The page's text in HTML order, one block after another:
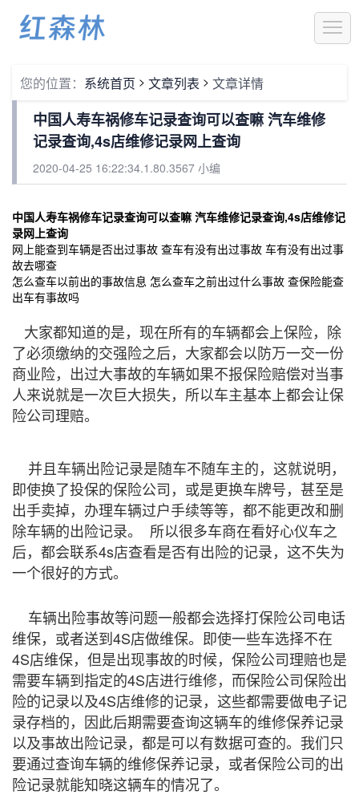
您的位置： 系统首页 > 文章列表 > 文章详情
中国人寿车祸修车记录查询可以查嘛 汽车维修
记录查询,4s店维修记录网上查询
2020-04-25 16:22:34.1.80.3567 小编
中国人寿车祸修车记录查询可以查嘛 汽车维修记录查询,4s店维修记
录网上查询
网上能查到车辆是否出过事故 查车有没有出过事故 车有没有出过事
故去哪查
怎么查车以前出的事故信息 怎么查车之前出过什么事故 查保险能查
出车有事故吗
大家都知道的是，现在所有的车辆都会上保险，除
了必须缴纳的交强险之后，大家都会以防万一交一份
商业险，出过大事故的车辆如果不报保险赔偿对当事
人来说就是一次巨大损失，所以车主基本上都会让保
险公司理赔。
并且车辆出险记录是随车不随车主的，这就说明，
即使换了投保的保险公司，或是更换车牌号，甚至是
出手卖掉，办理车辆过户手续等等，都不能更改和删
除车辆的出险记录。 所以很多车商在看好心仪车之
后，都会联系4s店查看是否有出险的记录，这不失为
一个很好的方式。
车辆出险事故等问题一般都会选择打保险公司电话
维保，或者送到4S店做维保。即使一些车选择不在
4S店维保，但是出现事故的时候，保险公司理赔也是
需要车辆到指定的4S店进行维修，而保险公司保险出
险的记录以及4S店维修的记录，这些都需要做电子记
录存档的，因此后期需要查询这辆车的维修保养记录
以及事故出险记录，都是可以有数据可查的。我们只
要通过查询车辆的维修保养记录，或者保险公司的出
险记录就能知晓这辆车的情况了。